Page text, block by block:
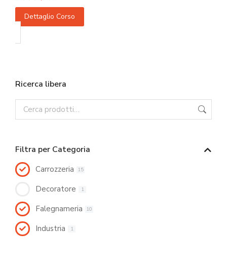
Dettaglio Corso
Ricerca libera
Filtra per Categoria
Carrozzeria 15
Decoratore 1
Falegnameria 10
Industria 1